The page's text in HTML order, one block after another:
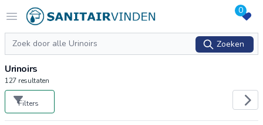
Open menu
Logo sanitairvinden.nl 0
Zoeken
Zoeken
Urinoirs
127 resultaten
Filters